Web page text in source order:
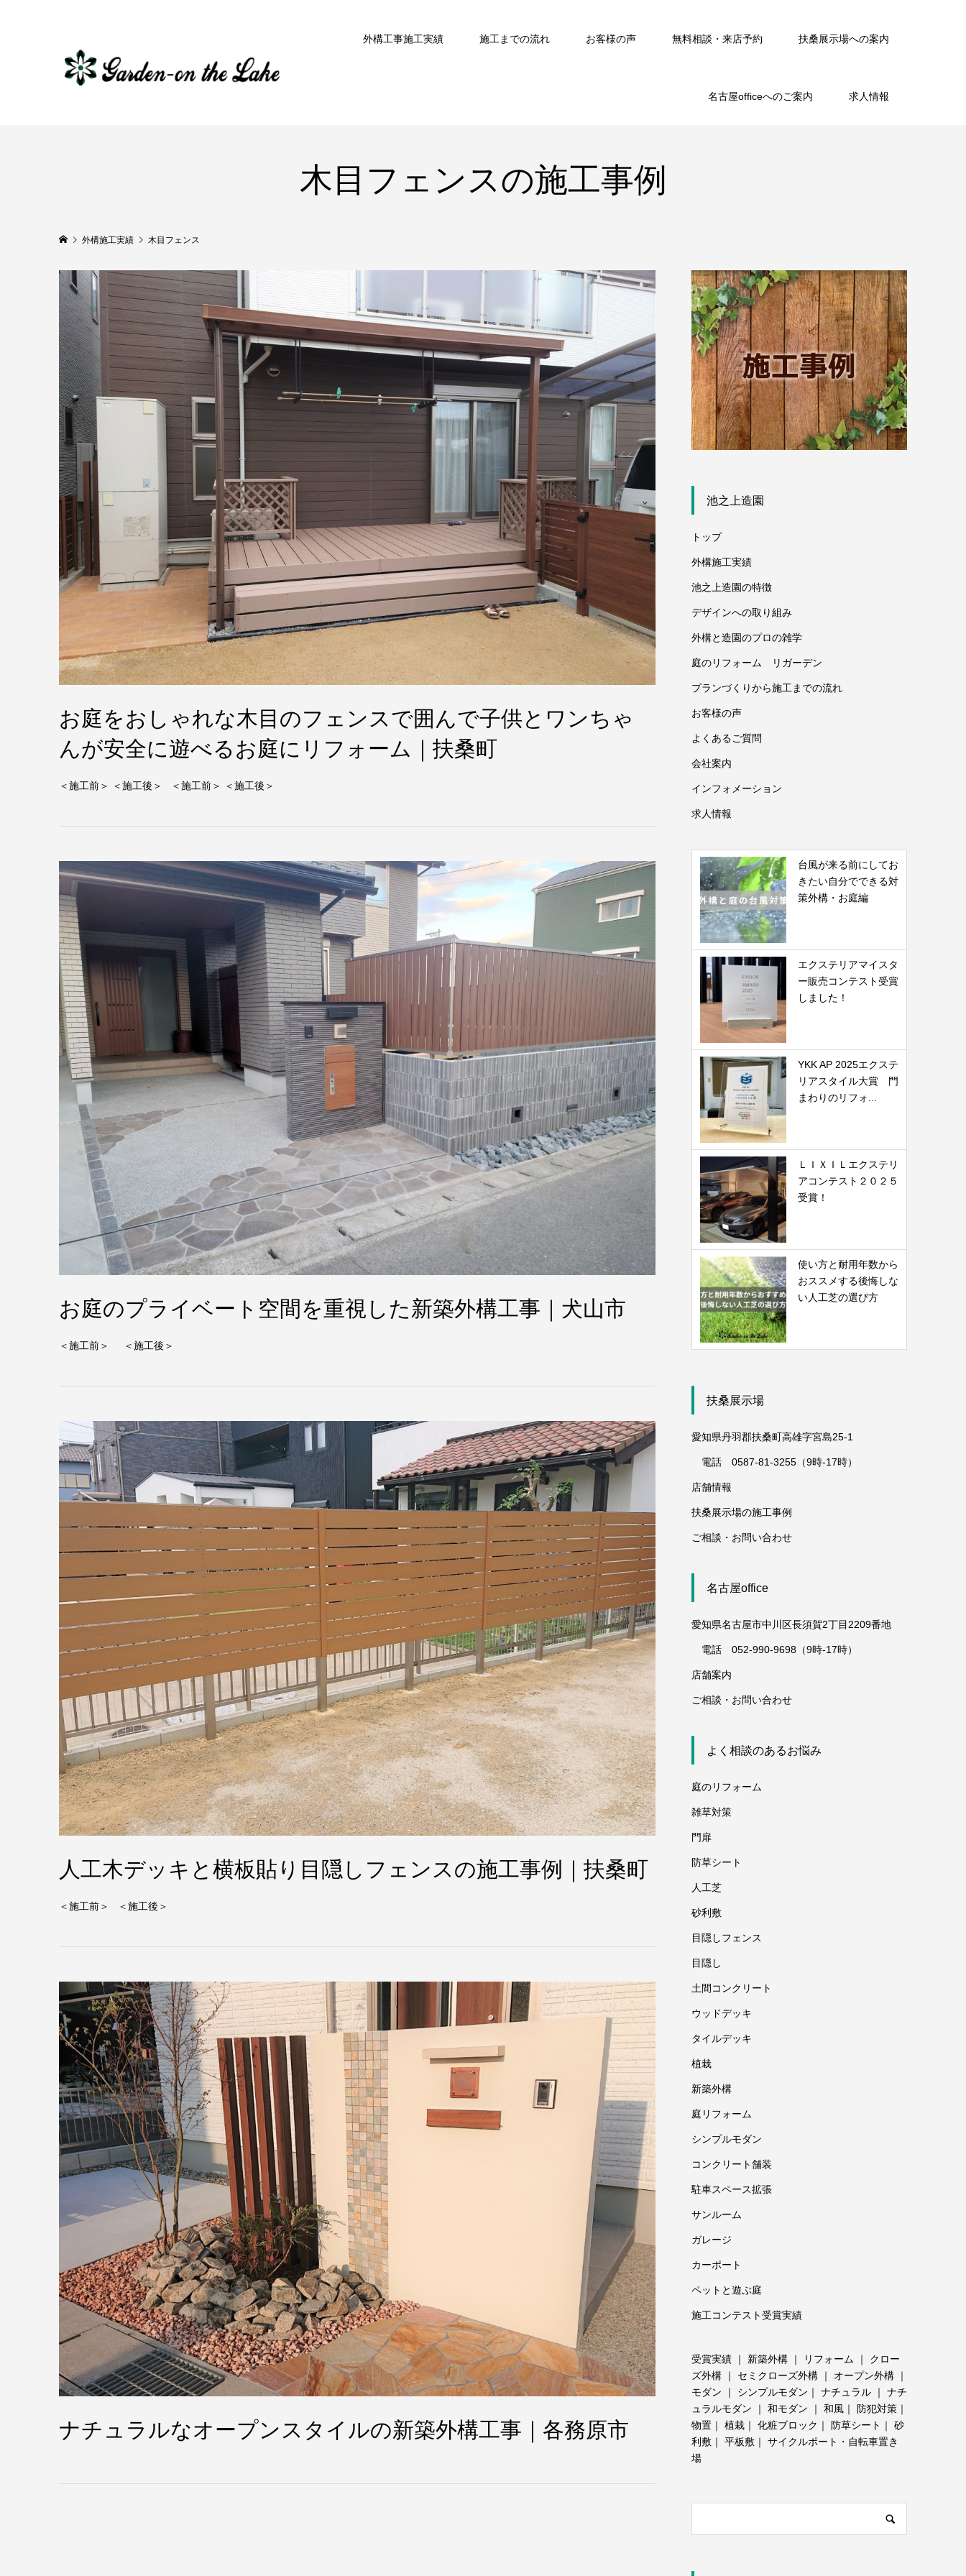
外構工事施工実績 施工までの流れ お客様の声 無料相談・来店予約 扶桑展示場への案内
名古屋officeへのご案内 求人情報
木目フェンスの施工事例
外構施工実績 木目フェンス
お庭をおしゃれな木目のフェンスで囲んで子供とワンちゃ
んが安全に遊べるお庭にリフォーム｜扶桑町
＜施工前＞ ＜施工後＞ ＜施工前＞ ＜施工後＞
お庭のプライベート空間を重視した新築外構工事｜犬山市
＜施工前＞ ＜施工後＞
人工木デッキと横板貼り目隠しフェンスの施工事例｜扶桑町
＜施工前＞ ＜施工後＞
ナチュラルなオープンスタイルの新築外構工事｜各務原市
池之上造園
トップ
外構施工実績
池之上造園の特徴
デザインへの取り組み
外構と造園のプロの雑学
庭のリフォーム リガーデン
プランづくりから施工までの流れ
お客様の声
よくあるご質問
会社案内
インフォメーション
求人情報
台風が来る前にしてお
きたい自分でできる対
策外構・お庭編
エクステリアマイスタ
ー販売コンテスト受賞
しました！
YKK AP 2025エクステ
リアスタイル大賞 門
まわりのリフォ...
ＬＩＸＩＬエクステリ
アコンテスト２０２５
受賞！
使い方と耐用年数から
おススメする後悔しな
い人工芝の選び方
扶桑展示場
愛知県丹羽郡扶桑町高雄字宮島25-1
電話 0587-81-3255（9時-17時）
店舗情報
扶桑展示場の施工事例
ご相談・お問い合わせ
名古屋office
愛知県名古屋市中川区長須賀2丁目2209番地
電話 052-990-9698（9時-17時）
店舗案内
ご相談・お問い合わせ
よく相談のあるお悩み
庭のリフォーム
雑草対策
門扉
防草シート
人工芝
砂利敷
目隠しフェンス
目隠し
土間コンクリート
ウッドデッキ
タイルデッキ
植栽
新築外構
庭リフォーム
シンプルモダン
コンクリート舗装
駐車スペース拡張
サンルーム
ガレージ
カーポート
ペットと遊ぶ庭
施工コンテスト受賞実績
受賞実績 ｜ 新築外構 ｜ リフォーム ｜ クロー
ズ外構 ｜ セミクローズ外構 ｜ オープン外構 ｜
モダン ｜ シンプルモダン ｜ ナチュラル ｜ ナチ
ュラルモダン ｜ 和モダン ｜ 和風 ｜ 防犯対策 ｜
物置 ｜ 植栽 ｜ 化粧ブロック ｜ 防草シート ｜ 砂
利敷 ｜ 平板敷 ｜ サイクルポート・自転車置き
場